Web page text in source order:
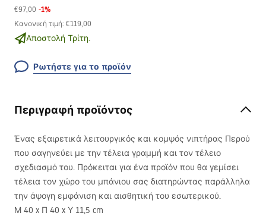
€97,00 -1%
Κανονική τιμή: €119,00
Αποστολή Τρίτη.
Ρωτήστε για το προϊόν
Περιγραφή προϊόντος
Ένας εξαιρετικά λειτουργικός και κομψός νιπτήρας Περού
που σαγηνεύει με την τέλεια γραμμή και τον τέλειο
σχεδιασμό του. Πρόκειται για ένα προϊόν που θα γεμίσει
τέλεια τον χώρο του μπάνιου σας διατηρώντας παράλληλα
την άψογη εμφάνιση και αισθητική του εσωτερικού.
Μ 40 x Π 40 x Υ 11,5 cm